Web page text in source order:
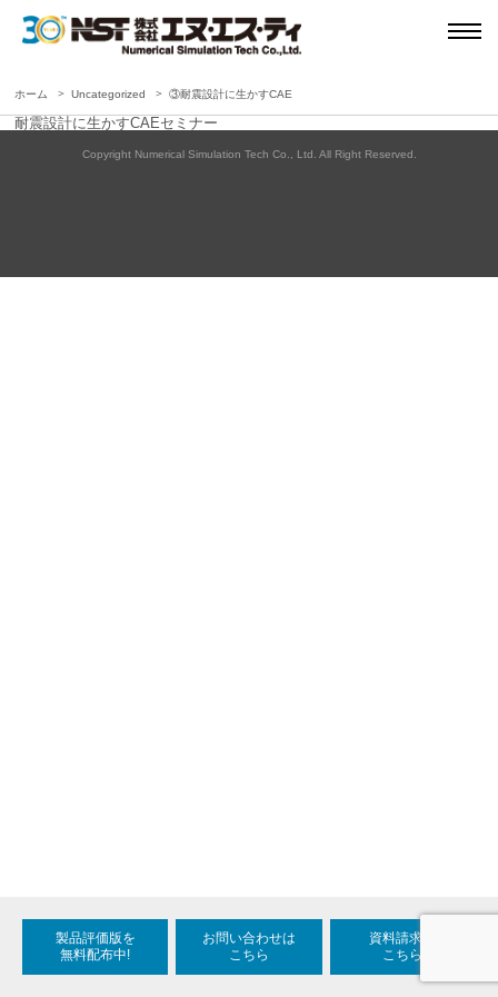
ホーム Uncategorized ③耐震設計に生かすCAE
耐震設計に生かすCAEセミナー
Copyright Numerical Simulation Tech Co., Ltd. All Right Reserved.
製品評価版を
無料配布中!
お問い合わせは
こちら
資料請求は
こちら